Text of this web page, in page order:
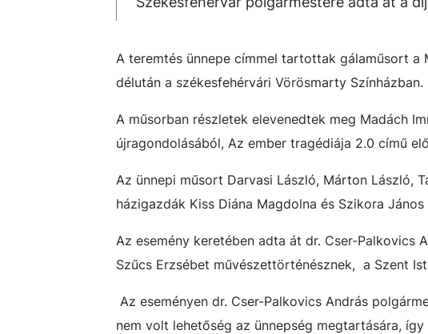
A teremtés ünnepe címmel tartottak gálaműsort a
délután a székesfehérvári Vörösmarty Színházban.
A műsorban részletek elevenedtek meg Madách
újragondolásából, Az ember tragédiája 2.0 című
Az ünnepi műsort Darvasi László, Márton László,
házigazdák Kiss Diána Magdolna és Szikora
Az esemény keretében adta át dr. Cser-Palkovics
Szűcs Erzsébet művészettörténésznek, a Szent
Az eseményen dr. Cser-Palkovics András
nem volt lehetőség az ünnepség megtartására,